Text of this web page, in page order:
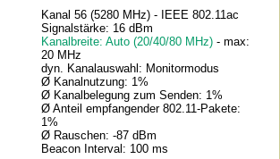
Kanal 56 (5280 MHz) - IEEE 802.11ac
Signalstärke: 16 dBm
Kanalbreite: Auto (20/40/80 MHz)- max:
20 MHz
dyn. Kanalauswahl: Monitormodus
Ø Kanalnutzung: 1%
Ø Kanalbelegung zum Senden: 1%
Ø Anteil empfangender 802.11-Pakete:
1%
Ø Rauschen: -87 dBm
Beacon Interval: 100 ms